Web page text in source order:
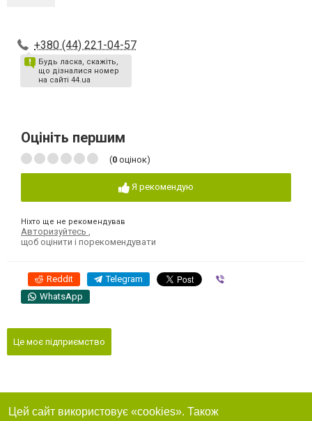
+380 (44) 221-04-57
Будь ласка, скажіть,
що дізналися номер
на сайті 44.ua
Оцініть першим
(0 оцінок)
Я рекомендую
Ніхто ще не рекомендував
Авторизуйтесь
щоб оцінити і порекомендувати
Reddit Telegram
WhatsApp
Це моє підприємство
Цей сайт використовує «cookies». Також